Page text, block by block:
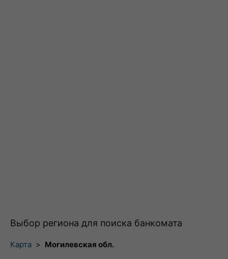
Выбор региона для поиска банкомата
Карта > Могилевская обл.